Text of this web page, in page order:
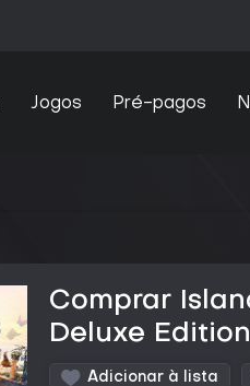
Jogos Pré-pagos
Comprar
Deluxe
Adicionar à lista